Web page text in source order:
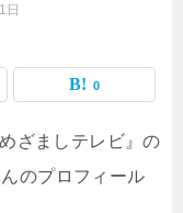
日
0
ざましテレビ』の
のプロフィール